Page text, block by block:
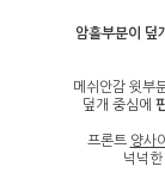
암홀부분이 덮
메쉬안감 윗부
덮개 중심에
프론트 양사
넉넉